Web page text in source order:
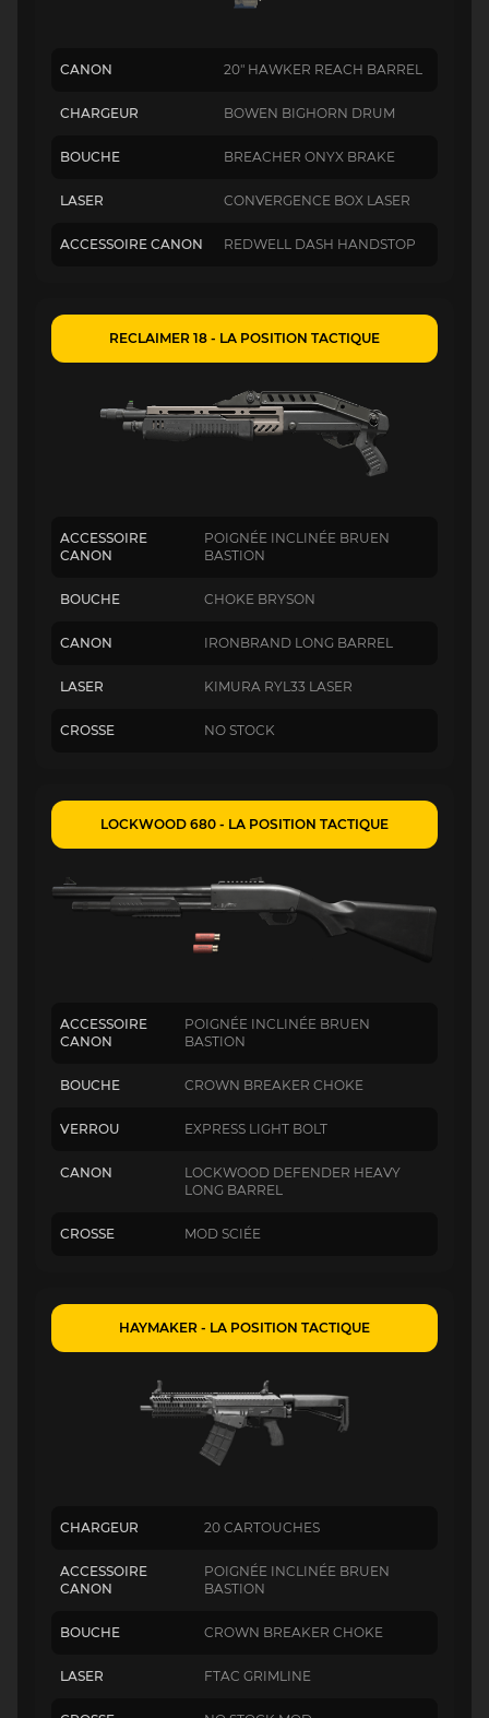
CANON 20" HAWKER REACH BARREL
CHARGEUR BOWEN BIGHORN DRUM
BOUCHE BREACHER ONYX BRAKE
LASER CONVERGENCE BOX LASER
ACCESSOIRE CANON REDWELL DASH HANDSTOP
RECLAIMER 18 - LA POSITION TACTIQUE
ACCESSOIRE
CANON
POIGNÉE INCLINÉE BRUEN
BASTION
BOUCHE CHOKE BRYSON
CANON IRONBRAND LONG BARREL
LASER KIMURA RYL33 LASER
CROSSE NO STOCK
LOCKWOOD 680 - LA POSITION TACTIQUE
ACCESSOIRE
CANON
POIGNÉE INCLINÉE BRUEN
BASTION
BOUCHE CROWN BREAKER CHOKE
VERROU EXPRESS LIGHT BOLT
CANON
LOCKWOOD DEFENDER HEAVY
LONG BARREL
CROSSE MOD SCIÉE
HAYMAKER - LA POSITION TACTIQUE
CHARGEUR 20 CARTOUCHES
ACCESSOIRE
CANON
POIGNÉE INCLINÉE BRUEN
BASTION
BOUCHE CROWN BREAKER CHOKE
LASER FTAC GRIMLINE